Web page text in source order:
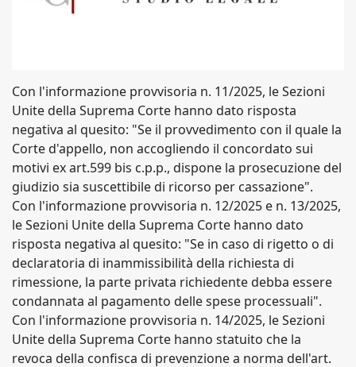
Con l'informazione provvisoria n. 11/2025, le Sezioni
Unite della Suprema Corte hanno dato risposta
negativa al quesito: "Se il provvedimento con il quale la
Corte d'appello, non accogliendo il concordato sui
motivi ex art.599 bis c.p.p., dispone la prosecuzione del
giudizio sia suscettibile di ricorso per cassazione".
Con l'informazione provvisoria n. 12/2025 e n. 13/2025,
le Sezioni Unite della Suprema Corte hanno dato
risposta negativa al quesito: "Se in caso di rigetto o di
declaratoria di inammissibilità della richiesta di
rimessione, la parte privata richiedente debba essere
condannata al pagamento delle spese processuali".
Con l'informazione provvisoria n. 14/2025, le Sezioni
Unite della Suprema Corte hanno statuito che la
revoca della confisca di prevenzione a norma dell'art.